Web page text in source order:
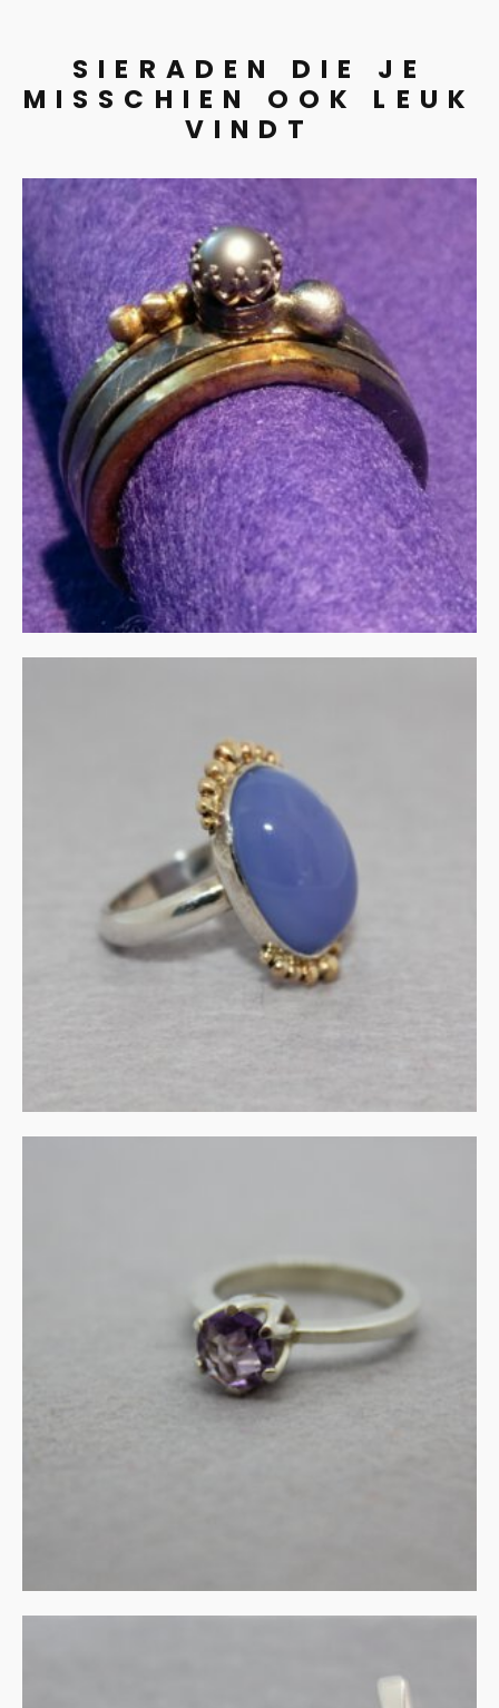
SIERADEN DIE JE
MISSCHIEN OOK LEUK
VINDT
Stapelringen in zilver met
gouden accenten
€275.00
IN WINKELMAND
Ring chalcedoon in zilver
en goud
€345.00
IN WINKELMAND
Amethist in zilveren
zetting
€275.00